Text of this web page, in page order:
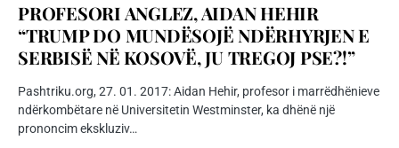
PROFESORI ANGLEZ, AIDAN HEHIR
“TRUMP DO MUNDËSOJË NDËRHYRJEN E
SERBISË NË KOSOVË, JU TREGOJ PSE?!”
Pashtriku.org, 27. 01. 2017: Aidan Hehir, profesor i marrëdhënieve
ndërkombëtare në Universitetin Westminster, ka dhënë një
prononcim ekskluziv…